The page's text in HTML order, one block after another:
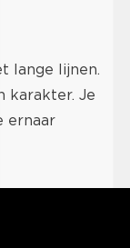
lange lijnen.
karakter. Je
ernaar